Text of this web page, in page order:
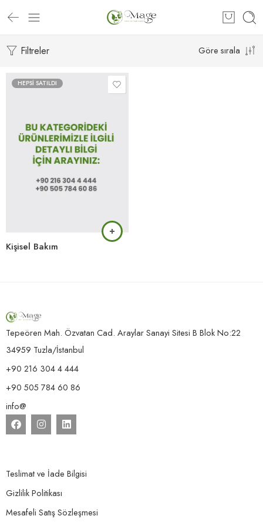
Filtreler Göre sırala
HEPSI SATILDI
Kişisel Bakım
Tepeören Mah. Özvatan Cad. Araylar Sanayi Sitesi B Blok No:22
34959 Tuzla/İstanbul
+90 216 304 4 444
+90 505 784 60 86
info@
Teslimat ve İade Bilgisi
Gizlilik Politikası
Mesafeli Satış Sözleşmesi